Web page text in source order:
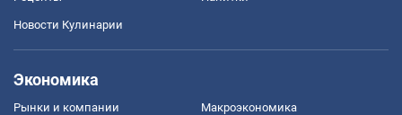
Новости Кулинарии
Экономика
Рынки и компании Mакроэкономика